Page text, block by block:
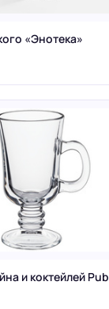
«Энотека»
и коктейлей Pub